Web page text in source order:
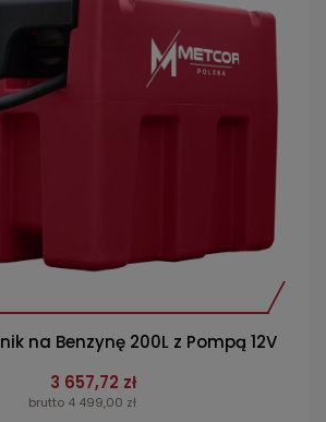
na Benzynę 200L z Pompą 12V
3 657,72 zł
brutto 4 499,00 zł